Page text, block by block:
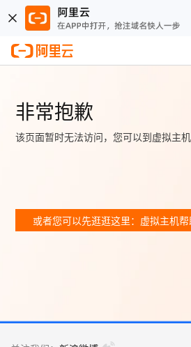
非常抱歉
该页面暂时无法访问，您可以到虚拟主
或者您可以先逛逛这里：虚拟主机